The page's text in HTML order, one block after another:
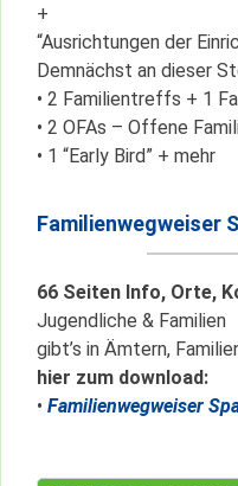
+
“Ausrichtungen der
Demnächst an dieser
• 2 Familientreffs + 1
• 2 OFAs – Offene
• 1 “Early Bird” + mehr
Familienwegweiser
66 Seiten Info, Orte,
Jugendliche & Familien
gibt’s in Ämtern,
hier zum download:
• Familienwegweiser